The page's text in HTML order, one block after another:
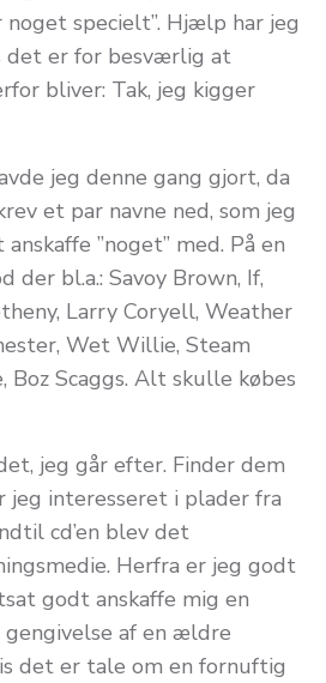
noget specielt”. Hjælp har jeg
det er for besværlig at
bliver: Tak, jeg kigger
jeg denne gang gjort, da
et par navne ned, som jeg
”noget” med. På en
der bl.a.: Savoy Brown, If,
Larry Coryell, Weather
Wet Willie, Steam
Boz Scaggs. Alt skulle købes
jeg går efter. Finder dem
jeg interesseret i plader fra
cd’en blev det
Herfra er jeg godt
godt anskaffe mig en
af en ældre
det er tale om en fornuftig